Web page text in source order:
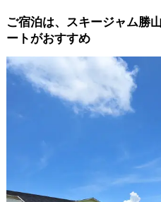
ご宿泊は、スキージャム勝
ートがおすすめ